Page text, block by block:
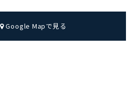
Google Mapで見る